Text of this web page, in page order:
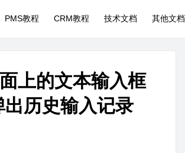
PMS教程 CRM教程 技术文档 其他文档
上的文本输入框
历史输入记录